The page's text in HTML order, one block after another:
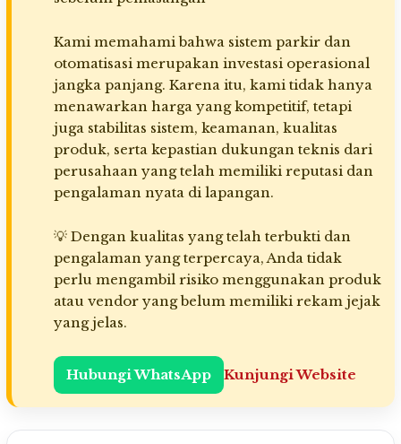
Kami memahami bahwa sistem parkir dan
otomatisasi merupakan investasi operasional
jangka panjang. Karena itu, kami tidak hanya
menawarkan harga yang kompetitif, tetapi
juga stabilitas sistem, keamanan, kualitas
produk, serta kepastian dukungan teknis dari
perusahaan yang telah memiliki reputasi dan
pengalaman nyata di lapangan.
💡 Dengan kualitas yang telah terbukti dan
pengalaman yang terpercaya, Anda tidak
perlu mengambil risiko menggunakan produk
atau vendor yang belum memiliki rekam jejak
yang jelas.
Hubungi WhatsApp Kunjungi Website